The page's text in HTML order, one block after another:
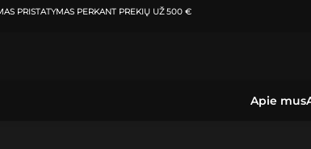
UŽSAKYMĄKLAIPĖDOJE IR VILNIUJEPER0-3 DARBO DIENAS.
Apie mus